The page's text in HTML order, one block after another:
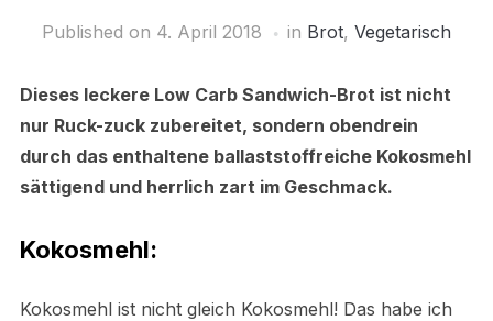
Published on 4. April 2018 in Brot, Vegetarisch
Dieses leckere Low Carb Sandwich-Brot ist nicht
nur Ruck-zuck zubereitet, sondern obendrein
durch das enthaltene ballaststoffreiche Kokosmehl
sättigend und herrlich zart im Geschmack.
Kokosmehl:
Kokosmehl ist nicht gleich Kokosmehl! Das habe ich